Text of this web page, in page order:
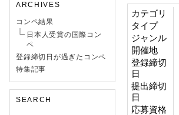
ARCHIVES
コンペ結果
日本人受賞の国際コン
ペ
登録締切日が過ぎたコンペ
特集記事
SEARCH
カテゴリ
タイプ
ジャンル
開催地
登録締切
日
提出締切
日
応募資格